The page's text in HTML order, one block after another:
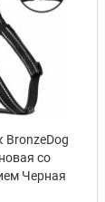
BronzeDog
со
Черная